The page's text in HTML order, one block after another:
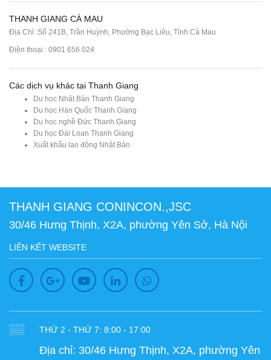
THANH GIANG CÀ MAU
Địa Chỉ :Số 241B, Trần Huỳnh, Phường Bạc Liêu, Tỉnh Cà Mau
Điện thoại : 0901 656 024
Các dịch vụ khác tại Thanh Giang
Du học Nhật Bản Thanh Giang
Du học Hàn Quốc Thanh Giang
Du học nghề Đức Thanh Giang
Du học Đài Loan Thanh Giang
Xuất khẩu lao động Nhật Bản
THANH GIANG CONINCON.,JSC
30/46 Hưng Thịnh, X2A, phường Yên Sở, Hà Nội
LIÊN KẾT WEBSITE
THỨ 2 - THỨ 7: 8:00 - 17:00
Địa chỉ: 30/46 Hưng Thịnh, X2A, phường Yên